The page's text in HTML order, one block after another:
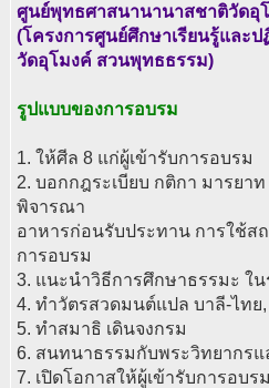
ศูนย์พุทธศาสนานานาสชาติวัดอุ
(โครงการศูนย์ศึกษาเรียนรู้และ
วัดอุโมงค์ สวนพุทธธรรม)
รูปแบบของการอบรม
1. ให้ศีล 8 แก่ผู้เข้ารับการอบรม
2. บอกกฎระเบียบ กติกา มารยา
พิจารณา
อาหารก่อนรับประทาน การใช้ส
การอบรม
3. แนะนำวิธีการศึกษาธรรมะ ใ
4. ทำวัตรสวดมนต์แปล บาลี-ไทย
5. ทำสมาธิ เดินจงกรม
6. สนทนาธรรมกับพระวิทยากรแ
7. เปิดโอกาสให้ผู้เข้ารับการอ